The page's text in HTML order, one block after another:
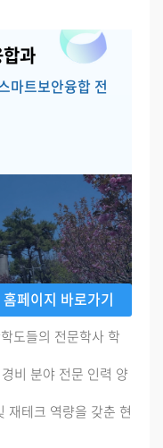
과
마트보안융합 전
페이지 바로가기
도들의 전문학사 학
비 분야 전문 인력 양
재테크 역량을 갖춘 현